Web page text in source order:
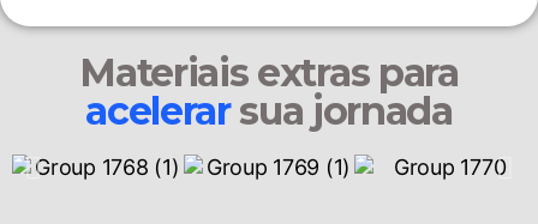
Materiais extras para
acelerarsua jornada